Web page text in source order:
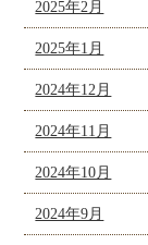
2025年2月
2025年1月
2024年12月
2024年11月
2024年10月
2024年9月